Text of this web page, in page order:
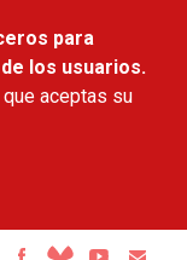
para
los usuarios.
aceptas su